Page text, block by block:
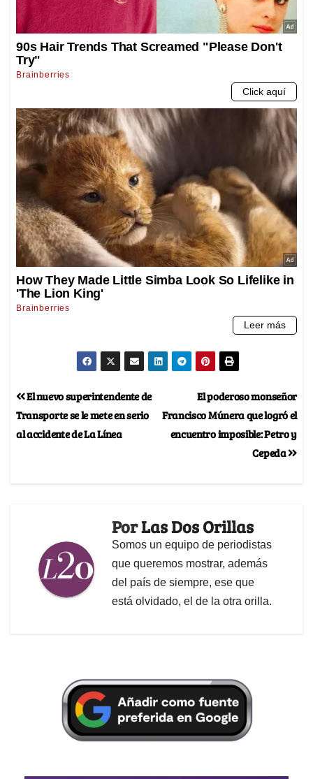
El poderoso monseñor
Francisco Múnera que logró el
encuentro imposible: Petro y
Cepeda
El nuevo superintendente de
Transporte se le mete en serio
al accidente de La Línea
PorLas Dos Orillas
Somos un equipo de periodistas
que queremos mostrar, además
del país de siempre, ese que
está olvidado, el de la otra orilla.